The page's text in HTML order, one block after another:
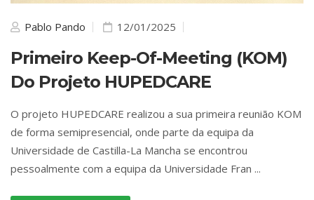
Pablo Pando 12/01/2025
Primeiro Keep-Of-Meeting (KOM)
Do Projeto HUPEDCARE
O projeto HUPEDCARE realizou a sua primeira reunião KOM
de forma semipresencial, onde parte da equipa da
Universidade de Castilla-La Mancha se encontrou
pessoalmente com a equipa da Universidade Fran ...